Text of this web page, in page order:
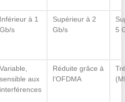
Inférieur à 1
Gb/s
Supérieur à 2
Gb/s
5
Variable,
sensible aux
interférences
Réduite grâce à
l’OFDMA